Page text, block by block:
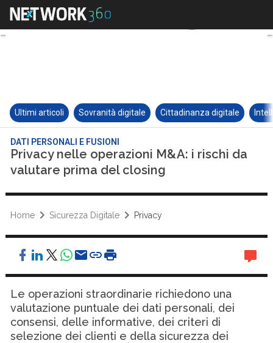
Ultimi articoli Sovranità digitale Cittadinanza digitale
DATI PERSONALI E FUSIONI
Privacy nelle operazioni M&A: i rischi da
valutare prima del closing
Home Sicurezza Digitale Privacy
Le operazioni straordinarie richiedono una
valutazione puntuale dei dati personali, dei
consensi, delle informative, dei criteri di
selezione dei clienti e della sicurezza dei